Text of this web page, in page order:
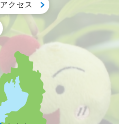
アクセス